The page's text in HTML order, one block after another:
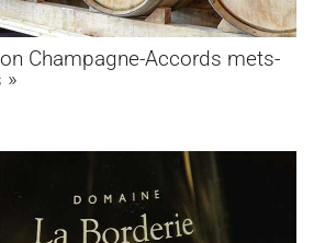
Champagne-Accords mets-
»